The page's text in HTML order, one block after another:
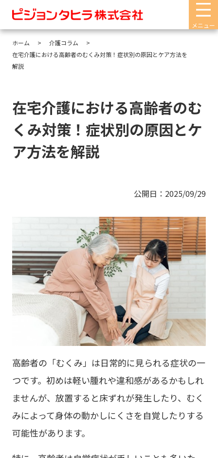
メニュー
ホーム
介護コラム
在宅介護における高齢者のむくみ対策！症状別の原因とケア方法を
解説
在宅介護における高齢者のむ
くみ対策！症状別の原因とケ
ア方法を解説
公開日：2025/09/29
高齢者の「むくみ」は日常的に見られる症状の一
つです。初めは軽い腫れや違和感があるかもしれ
ませんが、放置すると床ずれが発生したり、むく
みによって身体の動かしにくさを自覚したりする
可能性があります。